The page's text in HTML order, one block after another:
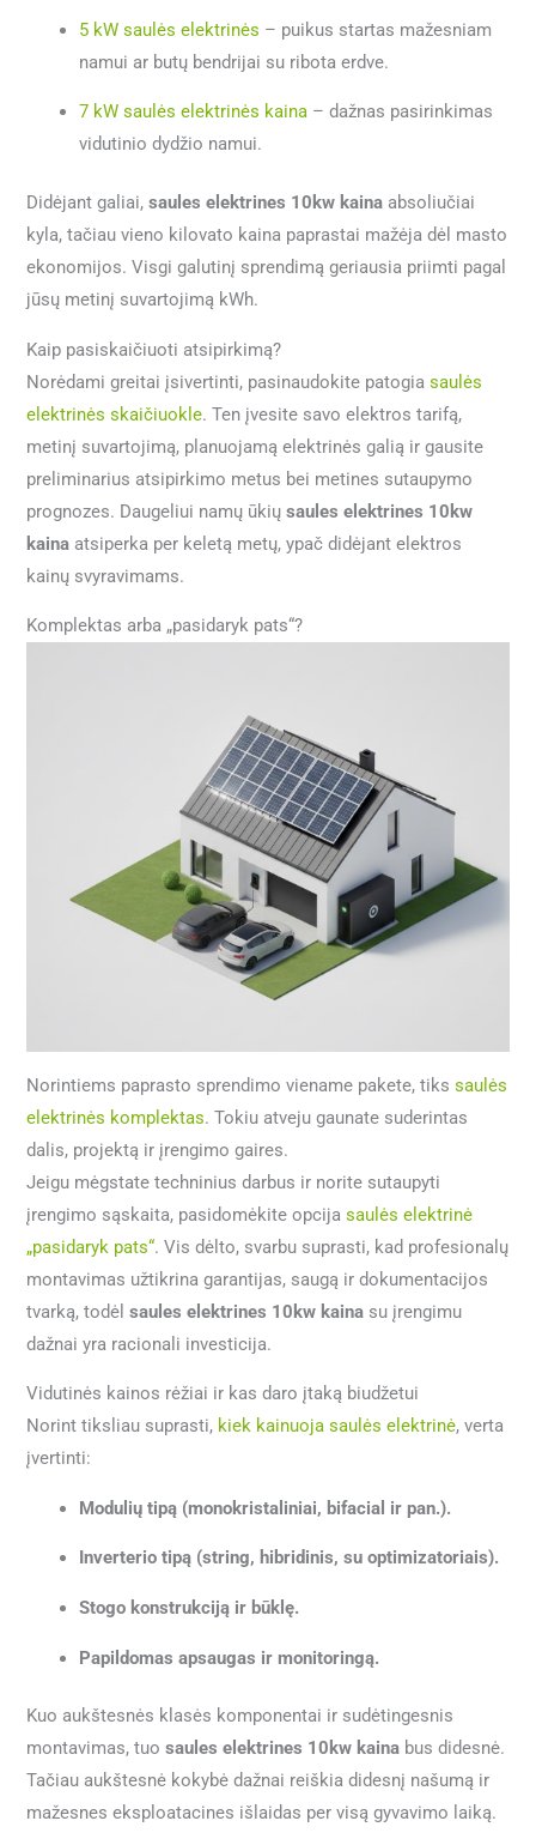
5 kW saulės elektrinės – puikus startas mažesniam
namui ar butų bendrijai su ribota erdve.
7 kW saulės elektrinės kaina – dažnas pasirinkimas
vidutinio dydžio namui.
Didėjant galiai,saules elektrines 10kw kaina absoliučiai
kyla, tačiau vieno kilovato kaina paprastai mažėja dėl masto
ekonomijos. Visgi galutinį sprendimą geriausia priimti pagal
jūsų metinį suvartojimą kWh.
Kaip pasiskaičiuoti atsipirkimą?
Norėdami greitai įsivertinti, pasinaudokite patogiasaulės
elektrinės skaičiuokle. Ten įvesite savo elektros tarifą,
metinį suvartojimą, planuojamą elektrinės galią ir gausite
preliminarius atsipirkimo metus bei metines sutaupymo
prognozes. Daugeliui namų ūkiųsaules elektrines 10kw
kaina atsiperka per keletą metų, ypač didėjant elektros
kainų svyravimams.
Komplektas arba „pasidaryk pats“?
Norintiems paprasto sprendimo viename pakete, tikssaulės
elektrinės komplektas. Tokiu atveju gaunate suderintas
dalis, projektą ir įrengimo gaires.
Jeigu mėgstate techninius darbus ir norite sutaupyti
įrengimo sąskaita, pasidomėkite opcijasaulės elektrinė
„pasidaryk pats“. Vis dėlto, svarbu suprasti, kad profesionalų
montavimas užtikrina garantijas, saugą ir dokumentacijos
tvarką, todėlsaules elektrines 10kw kaina su įrengimu
dažnai yra racionali investicija.
Vidutinės kainos rėžiai ir kas daro įtaką biudžetui
Norint tiksliau suprasti, kiek kainuoja saulės elektrinė, verta
įvertinti:
Modulių tipą (monokristaliniai, bifacial ir pan.).
Inverterio tipą (string, hibridinis, su optimizatoriais).
Stogo konstrukciją ir būklę.
Papildomas apsaugas ir monitoringą.
Kuo aukštesnės klasės komponentai ir sudėtingesnis
montavimas, tuosaules elektrines 10kw kaina bus didesnė.
Tačiau aukštesnė kokybė dažnai reiškia didesnį našumą ir
mažesnes eksploatacines išlaidas per visą gyvavimo laiką.